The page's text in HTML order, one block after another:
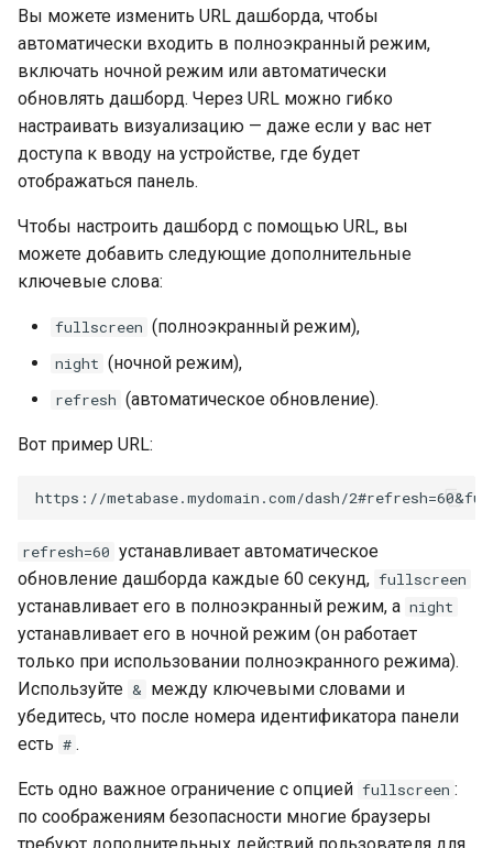
Вы можете изменить URL дашборда, чтобы
автоматически входить в полноэкранный режим,
включать ночной режим или автоматически
обновлять дашборд. Через URL можно гибко
настраивать визуализацию — даже если у вас нет
доступа к вводу на устройстве, где будет
отображаться панель.
Чтобы настроить дашборд с помощью URL, вы
можете добавить следующие дополнительные
ключевые слова:
fullscreen (полноэкранный режим),
night (ночной режим),
refresh (автоматическое обновление).
Вот пример URL:
refresh=60 устанавливает автоматическое
обновление дашборда каждые 60 секунд, fullscreen
устанавливает его в полноэкранный режим, а night
устанавливает его в ночной режим (он работает
только при использовании полноэкранного режима).
Используйте & между ключевыми словами и
убедитесь, что после номера идентификатора панели
есть # .
Есть одно важное ограничение с опцией fullscreen :
по соображениям безопасности многие браузеры